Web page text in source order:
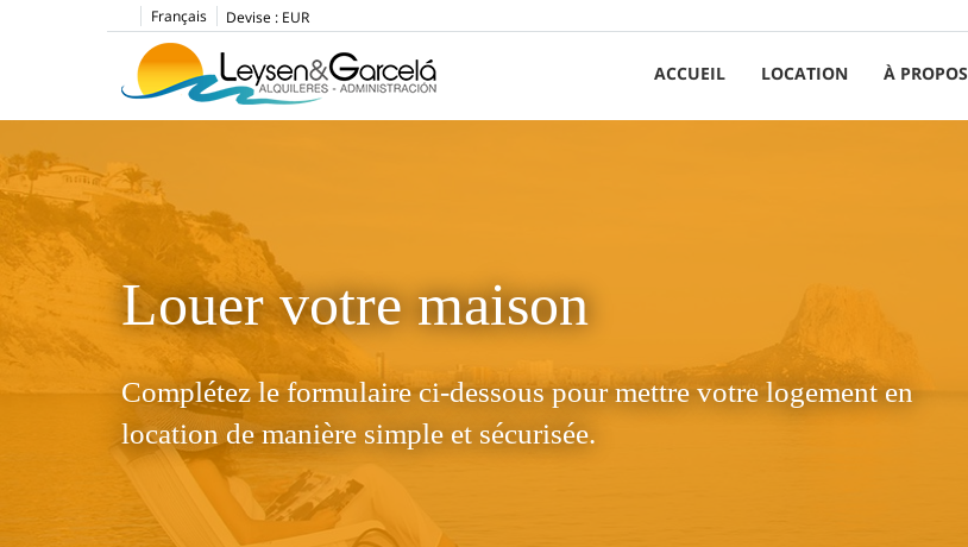
Français Devise : EUR
ACCUEIL LOCATION À PROPOS
Louer votre maison
Complétez le formulaire ci-dessous pour mettre votre logement en
location de manière simple et sécurisée.